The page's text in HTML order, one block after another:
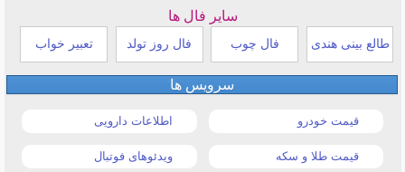
سایر فال ها
طالع بینی هندی فال چوب فال روز تولد تعبیر خواب
سرویس ها
قیمت خودرو اطلاعات دارویی
قیمت طلا و سکه ویدئوهای فوتبال